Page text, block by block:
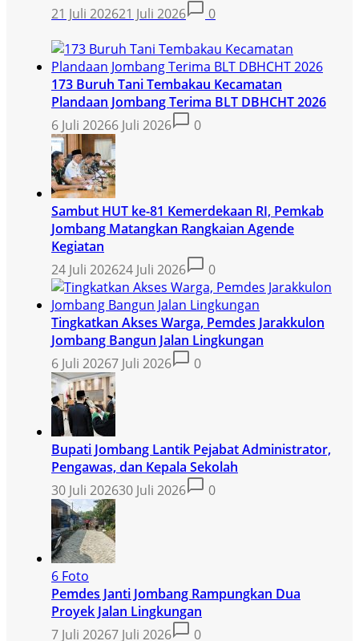
21 Juli 202621 Juli 2026 0
173 Buruh Tani Tembakau Kecamatan
Plandaan Jombang Terima BLT DBHCHT 2026
6 Juli 20266 Juli 2026 0
Sambut HUT ke-81 Kemerdekaan RI, Pemkab
Jombang Matangkan Rangkaian Agende
Kegiatan
24 Juli 202624 Juli 2026 0
Tingkatkan Akses Warga, Pemdes Jarakkulon
Jombang Bangun Jalan Lingkungan
6 Juli 20267 Juli 2026 0
Bupati Jombang Lantik Pejabat Administrator,
Pengawas, dan Kepala Sekolah
30 Juli 202630 Juli 2026 0
6 Foto
Pemdes Janti Jombang Rampungkan Dua
Proyek Jalan Lingkungan
7 Juli 20267 Juli 2026 0